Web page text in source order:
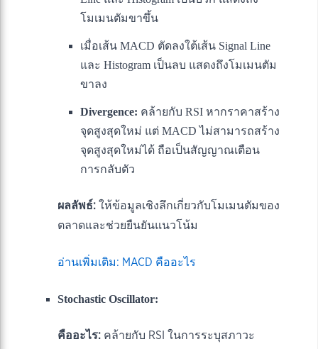
โมเมนตัมขาขึ้น
เมื่อเส้น MACD ตัดลงใต้เส้น Signal Line
และ Histogram เป็นลบ แสดงถึงโมเมนตัม
ขาลง
Divergence: คล้ายกับ RSI หากราคาสร้าง
จุดสูงสุดใหม่ แต่ MACD ไม่สามารถสร้าง
จุดสูงสุดใหม่ได้ ถือเป็นสัญญาณเตือน
การกลับตัว
ผลลัพธ์: ให้ข้อมูลเชิงลึกเกี่ยวกับโมเมนตัมของ
ตลาดและช่วยยืนยันแนวโน้ม
อ่านเพิ่มเติม: MACD คืออะไร
Stochastic Oscillator:
คืออะไร: คล้ายกับ RSI ในการระบุสภาวะ